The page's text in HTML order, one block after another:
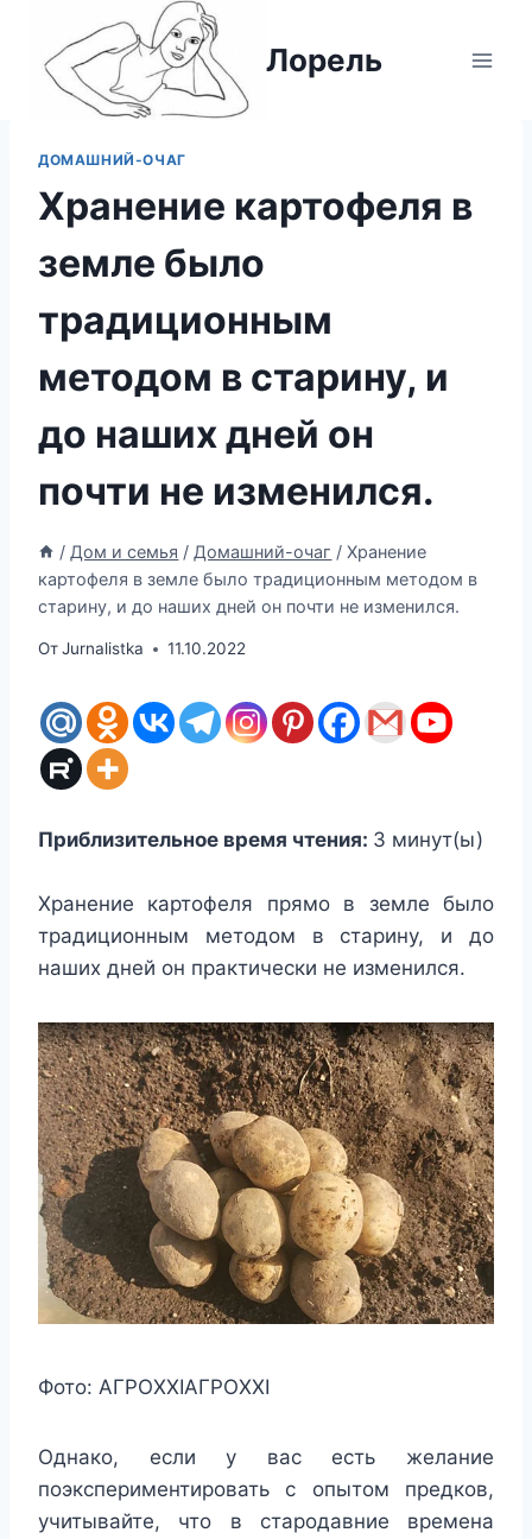
содержимому
Лорель
ДОМАШНИЙ-ОЧАГ
Хранение картофеля в
земле было
традиционным
методом в старину, и
до наших дней он
почти не изменился.
/ Дом и семья / Домашний-очаг / Хранение
картофеля в земле было традиционным методом в
старину, и до наших дней он почти не изменился.
ОтJurnalistka 11.10.2022
Приблизительное время чтения: 3 минут(ы)
Хранение картофеля прямо в земле было
традиционным методом в старину, и до
наших дней он практически не изменился.
Фото: АГРОXXIАГРОXXI
Однако, если у вас есть желание
поэкспериментировать с опытом предков,
учитывайте, что в стародавние времена